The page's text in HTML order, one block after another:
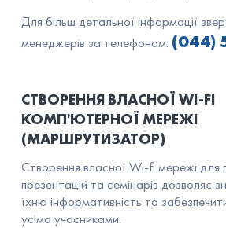
Для більш детальної інформації
менеджерів за телефоном: (044)
СТВОРЕННЯ ВЛАСНОЇ WI-FI
КОМП'ЮТЕРНОЇ МЕРЕЖІ
(МАРШРУТИЗАТОР)
Створення власної Wi-fi мережі для
презентацій та семінарів дозволяє
їхню інформативність та
усіма учасниками.